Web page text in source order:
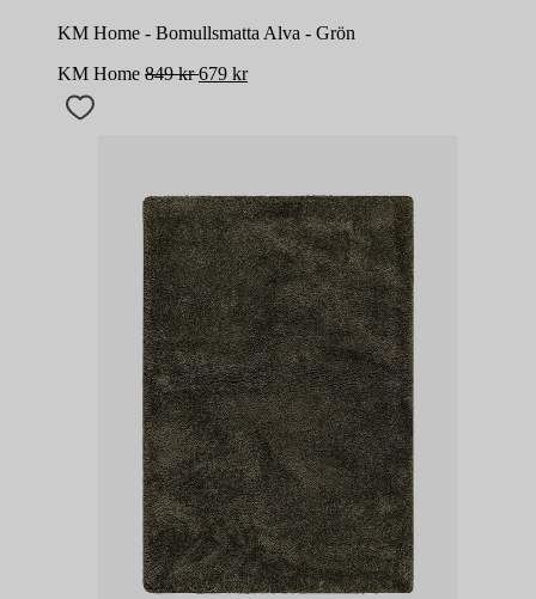
KM Home - Bomullsmatta Alva - Grön
KM Home 849kr 679 kr